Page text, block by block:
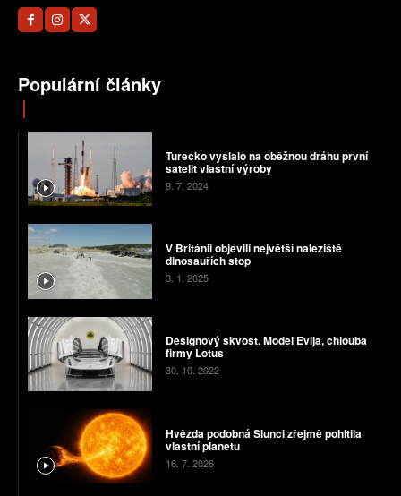
Populární články
Turecko vyslalo na oběžnou dráhu první
satelit vlastní výroby
9. 7. 2024
V Británii objevili největší naleziště
dinosauřích stop
3. 1. 2025
Designový skvost. Model Evija, chlouba
firmy Lotus
30. 10. 2022
Hvězda podobná Slunci zřejmě pohltila
vlastní planetu
16. 7. 2026